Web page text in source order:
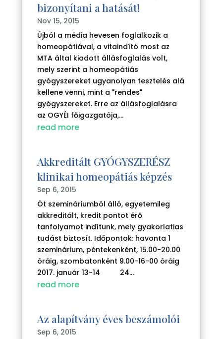
bizonyítani a hatását!
Nov 15, 2015
Újból a média hevesen foglalkozik a
homeopátiával, a vitaindító most az
MTA által kiadott állásfoglalás volt,
mely szerint a homeopátiás
gyógyszereket ugyanolyan tesztelés alá
kellene venni, mint a "rendes"
gyógyszereket. Erre az állásfoglalásra
az OGYÉI főigazgatója,...
read more
Akkreditált GYÓGYSZERÉSZ
klinikai homeopátiás képzés
Sep 6, 2015
Öt szemináriumból álló, egyetemileg
akkreditált, kredit pontot érő
tanfolyamot indítunk, mely gyakorlatias
tudást biztosít. Időpontok: havonta 1
szeminárium, péntekenként, 15.00-20.00
óráig, szombatonként 9.00-16-00 óráig
2017. január 13-14 24...
read more
Az alapítvány éves beszámolói
Sep 6, 2015